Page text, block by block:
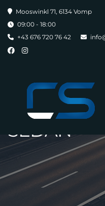
Mooswinkl 71, 6134 Vomp
09:00 - 18:00
+43 676 720 76 42
SEDAN